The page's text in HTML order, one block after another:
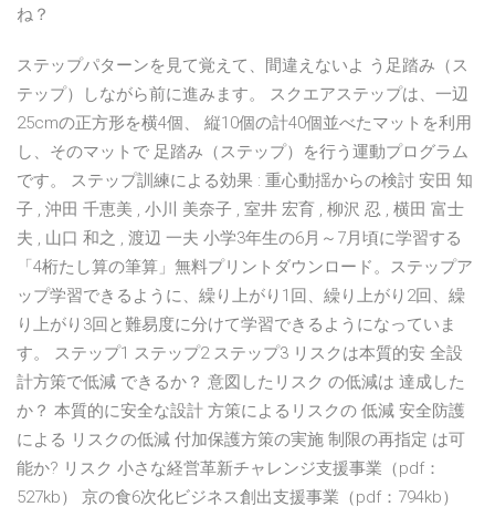
ね？
ステップパターンを見て覚えて、間違えないよ う足踏み（ス
テップ）しながら前に進みます。 スクエアステップは、一辺
25cmの正方形を横4個、 縦10個の計40個並べたマットを利用
し、そのマットで 足踏み（ステップ）を行う運動プログラム
です。 ステップ訓練による効果 : 重心動揺からの検討 安田 知
子 , 沖田 千恵美 , 小川 美奈子 , 室井 宏育 , 柳沢 忍 , 横田 富士
夫 , 山口 和之 , 渡辺 一夫 小学3年生の6月～7月頃に学習する
「4桁たし算の筆算」無料プリントダウンロード。ステップア
ップ学習できるように、繰り上がり1回、繰り上がり2回、繰
り上がり3回と難易度に分けて学習できるようになっていま
す。 ステップ1 ステップ2 ステップ3 リスクは本質的安 全設
計方策で低減 できるか？ 意図したリスク の低減は 達成した
か？ 本質的に安全な設計 方策によるリスクの 低減 安全防護
による リスクの低減 付加保護方策の実施 制限の再指定 は可
能か? リスク 小さな経営革新チャレンジ支援事業（pdf：
527kb） 京の食6次化ビジネス創出支援事業（pdf：794kb）